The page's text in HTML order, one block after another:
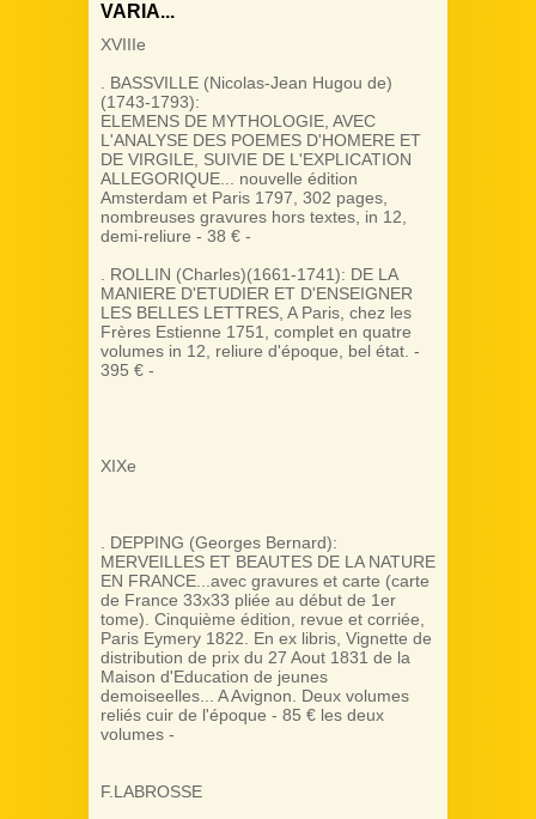
VARIA...
XVIIIe
. BASSVILLE (Nicolas-Jean Hugou de)
(1743-1793):
ELEMENS DE MYTHOLOGIE, AVEC
L'ANALYSE DES POEMES D'HOMERE ET
DE VIRGILE, SUIVIE DE L'EXPLICATION
ALLEGORIQUE... nouvelle édition
Amsterdam et Paris 1797, 302 pages,
nombreuses gravures hors textes, in 12,
demi-reliure - 38 € -‎
. ROLLIN (Charles)(1661-1741): DE LA
MANIERE D'ETUDIER ET D'ENSEIGNER
LES BELLES LETTRES, A Paris, chez les
Frères Estienne 1751, complet en quatre
volumes in 12, reliure d'époque, bel état. -
395 € -
XIXe
. DEPPING (Georges Bernard):
MERVEILLES ET BEAUTES DE LA NATURE
EN FRANCE...avec gravures et carte (carte
de France 33x33 pliée au début de 1er
tome). Cinquième édition, revue et corriée,
Paris Eymery 1822. En ex libris, Vignette de
distribution de prix du 27 Aout 1831 de la
Maison d'Education de jeunes
demoiseelles... A Avignon. Deux volumes
reliés cuir de l'époque - 85 € les deux
volumes -
F.LABROSSE‎